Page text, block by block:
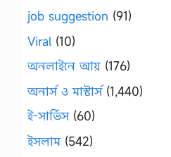
job suggestion (91)
Viral (10)
অনলাইনে আয় (176)
অনার্স ও মাস্টার্স(1,440)
ই-সার্ভিস(60)
ইসলাম(542)